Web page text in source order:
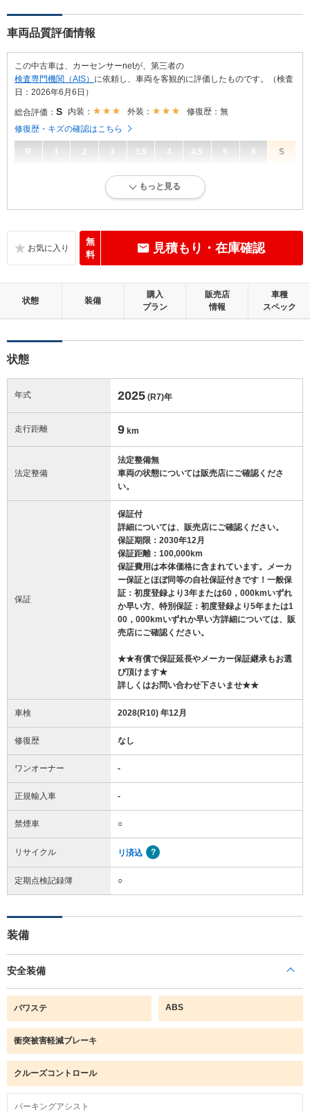
車両品質評価情報
この中古車は、カーセンサーnetが、第三者の
検査専門機関（AIS） に依頼し、車両を客観的に評価したものです。（検査
日：2026年6月6日）
総合評価： S 内装： 外装：
修復歴：無
修復歴・キズの確認はこちら
R 1 2 3 3.5 4 4.5 5 6 S
新車登録後12ヶ月未満、走行距離1万km以下で、内外装にダメージがな
無キズ、もしくは傷みや汚れなどがほぼない、とても綺麗な状態です。
外装：
無キズ、もしくはキズやヘコミなどがほぼない、とても綺麗な状態で
修復歴：無
もっと見る
無
料
見積もり・在庫確認
状態 装備
購入
プラン
販売店
情報
車種
スペック
状態
年式 2025 (R7)年
走行距離 9 km
法定整備
法定整備無
車両の状態については販売店にご確認くださ
い。
保証
保証付
詳細については、販売店にご確認ください。
保証期限：2030年12月
保証距離：100,000km
保証費用は本体価格に含まれています。メーカ
ー保証とほぼ同等の自社保証付きです！一般保
証：初度登録より3年または60，000kmいずれ
か早い方、特別保証：初度登録より5年または1
00，000kmいずれか早い方詳細については、販
売店にご確認ください。
★★有償で保証延長やメーカー保証継承もお選
び頂けます★
詳しくはお問い合わせ下さいませ★★
車検 2028(R10) 年12月
修復歴 なし
ワンオーナー -
正規輸入車 -
禁煙車 ○
リサイクル リ済込
定期点検記録簿 ○
装備
安全装備
パワステ ABS
衝突被害軽減ブレーキ
クルーズコントロール
パーキングアシスト